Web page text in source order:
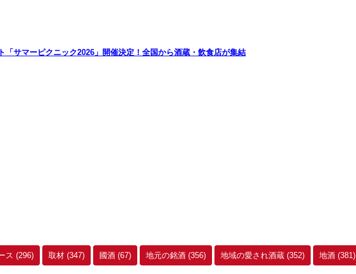
サマーピクニック2026」開催決定！全国から酒蔵・飲食店が集結
ス (296) 取材 (347) 國酒 (67) 地元の銘酒 (356) 地域の愛され酒蔵 (352) 地酒 (381)